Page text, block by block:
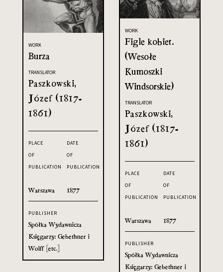
WORK
Figle kobiet.
(Wesołe
Kumoszki
Windsorskie)
TRANSLATOR
Paszkowski,
Józef (1817-
1861)
PLACE
OF
PUBLICATION
Warszawa
DATE
OF
PUBLICATION
1877
PUBLISHER
Spółka Wydawnicza
Księgarzy: Gebethner i
WORK
Burza
TRANSLATOR
Paszkowski,
Józef (1817-
1861)
PLACE
OF
PUBLICATION
Warszawa
DATE
OF
PUBLICATION
1877
PUBLISHER
Spółka Wydawnicza
Księgarzy: Gebethner i
Wolff [etc.]